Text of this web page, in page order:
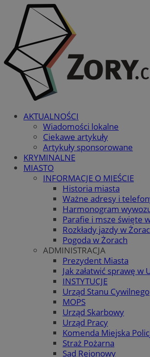
AKTUALNOŚCI
Wiadomości lokalne
Ciekawe artykuły
Artykuły sponsorowane
KRYMINALNE
MIASTO
INFORMACJE O MIEŚCIE
Historia miasta
Ważne adresy i
Harmonogram
Parafie i msze święte
Rozkłady jazdy w
Pogoda w Żorach
ADMINISTRACJA
Prezydent Miasta
Jak załatwić sprawę w
INSTYTUCJE
Urząd Stanu Cywilnego
MOPS
Urząd Skarbowy
Urząd Pracy
Komenda Miejska
Straż Pożarna
Sąd Rejonowy